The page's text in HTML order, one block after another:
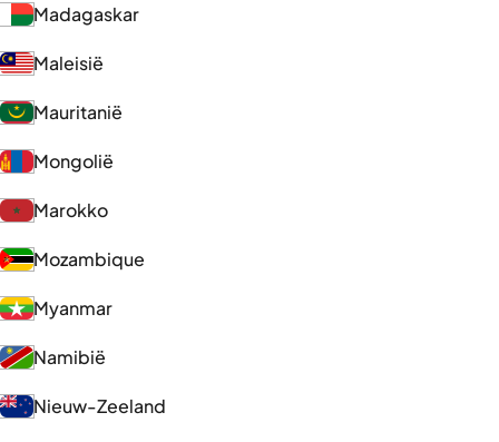
Madagaskar
Maleisië
Mauritanië
Mongolië
Marokko
Mozambique
Myanmar
Namibië
Nieuw-Zeeland